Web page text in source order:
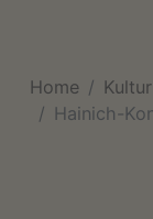
Home
Hainich-